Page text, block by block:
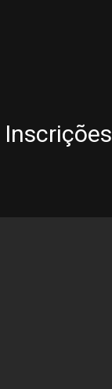
Inscrições